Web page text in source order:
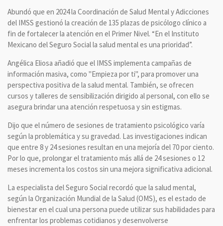
Abundó que en 2024 la Coordinación de Salud Mental y Adicciones
del IMSS gestionó la creación de 135 plazas de psicólogo clínico a
fin de fortalecer la atención en el Primer Nivel. “En el Instituto
Mexicano del Seguro Social la salud mental es una prioridad”.
Angélica Eliosa añadió que el IMSS implementa campañas de
información masiva, como "Empieza por ti", para promover una
perspectiva positiva de la salud mental. También, se ofrecen
cursos y talleres de sensibilización dirigido al personal, con ello se
asegura brindar una atención respetuosa y sin estigmas.
Dijo que el número de sesiones de tratamiento psicológico varía
según la problemática y su gravedad. Las investigaciones indican
que entre 8 y 24 sesiones resultan en una mejoría del 70 por ciento.
Por lo que, prolongar el tratamiento más allá de 24 sesiones o 12
meses incrementa los costos sin una mejora significativa adicional.
La especialista del Seguro Social recordó que la salud mental,
según la Organización Mundial de la Salud (OMS), es el estado de
bienestar en el cual una persona puede utilizar sus habilidades para
enfrentar los problemas cotidianos y desenvolverse